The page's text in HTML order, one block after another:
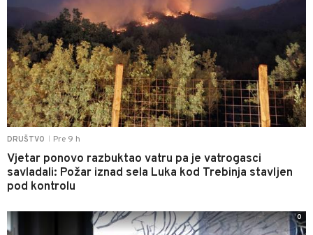
DRUŠTVO Pre 9 h
Vjetar ponovo razbuktao vatru pa je vatrogasci
savladali: Požar iznad sela Luka kod Trebinja stavljen
pod kontrolu
0